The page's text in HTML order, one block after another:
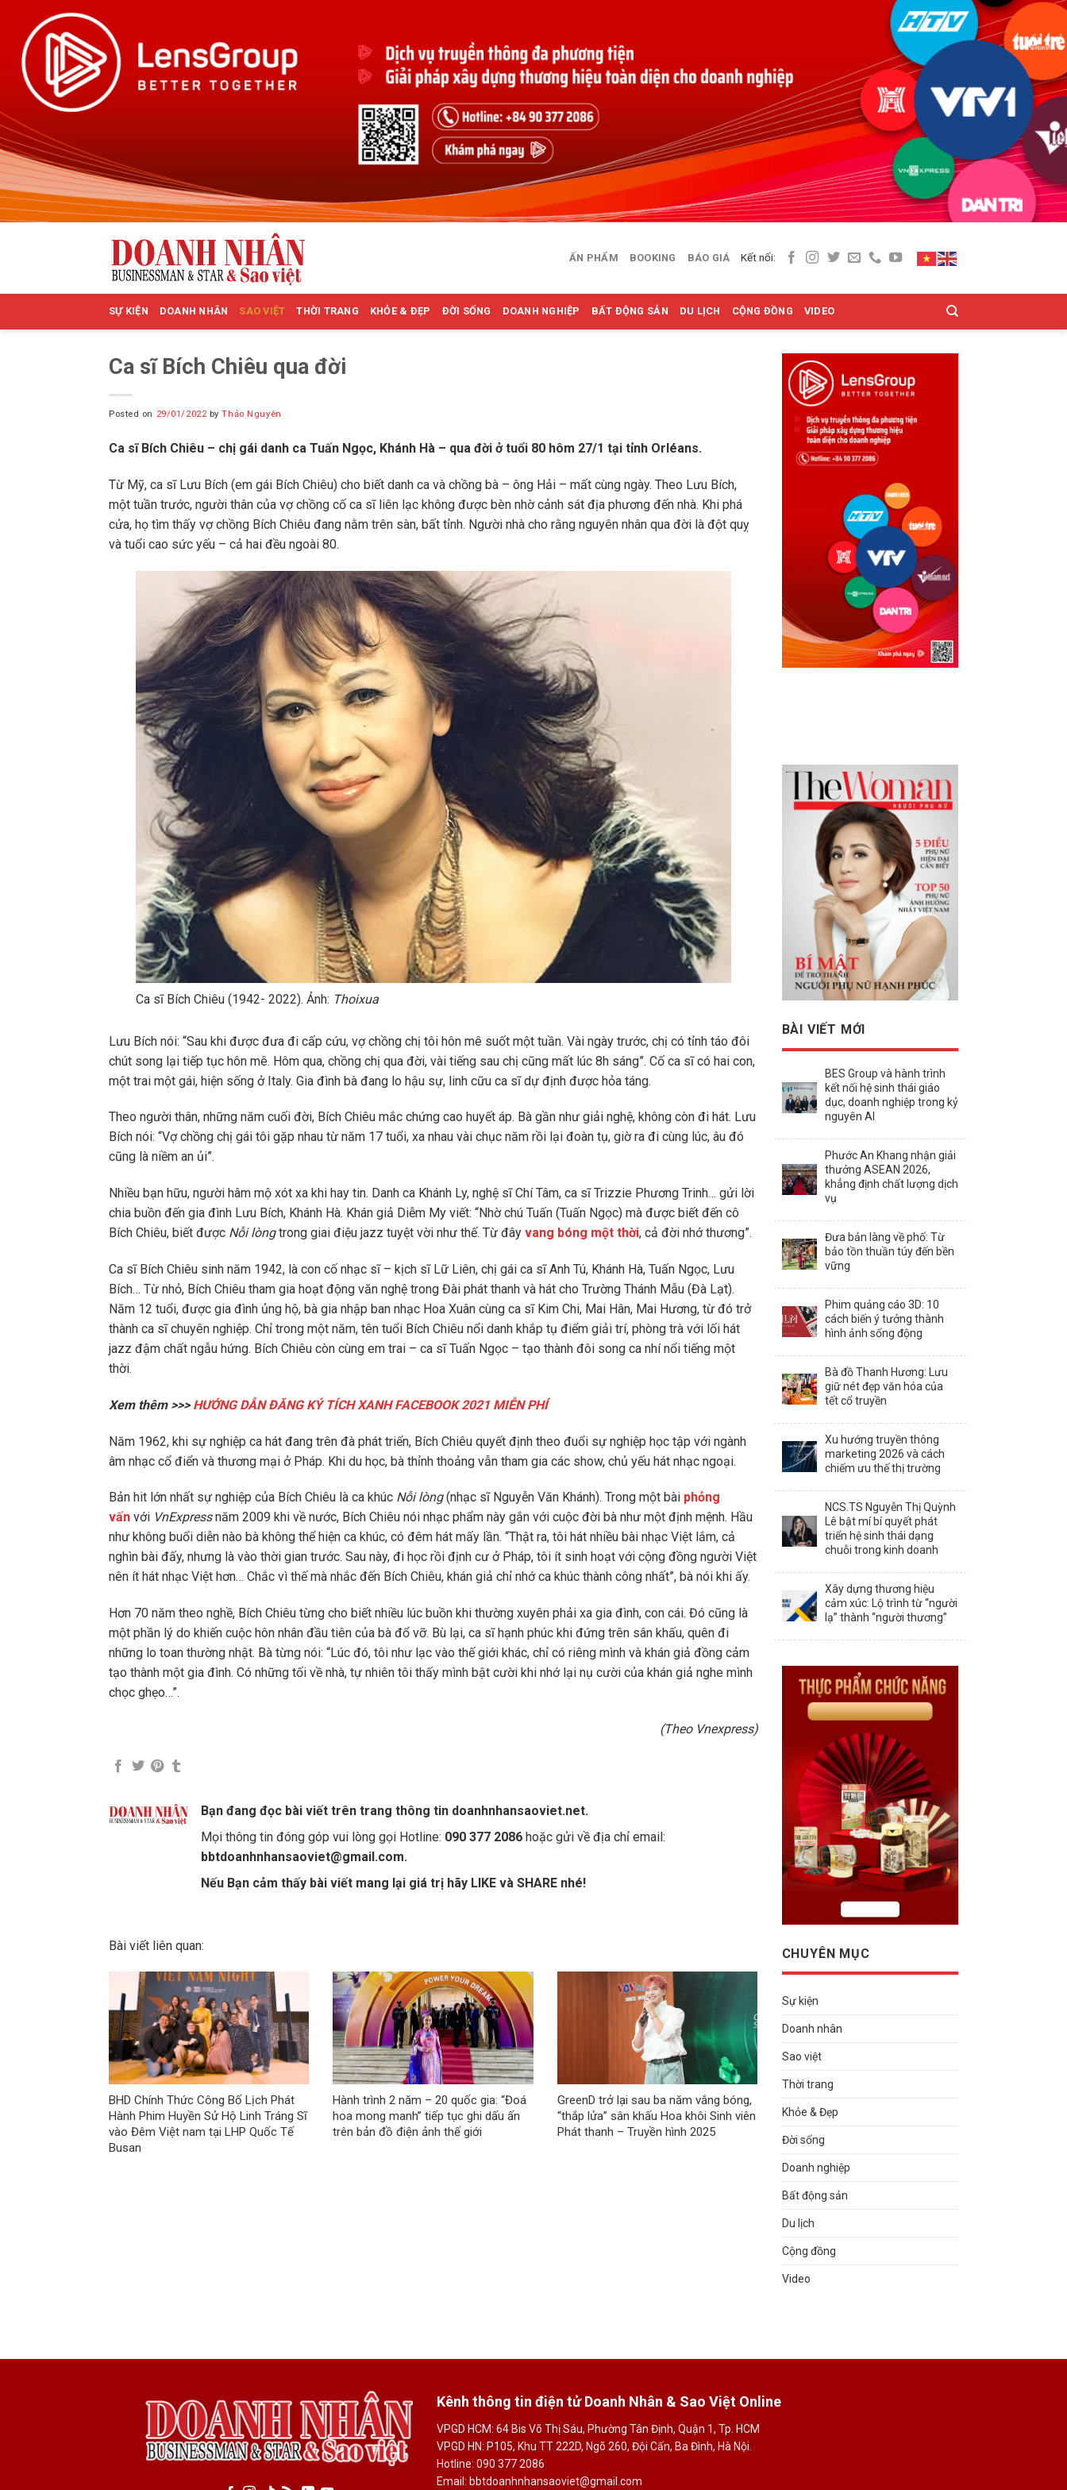
content
ẤN PHẨM BOOKING BÁO GIÁ Kết nối:
SỰ KIỆN DOANH NHÂN SAO VIỆT THỜI TRANG KHỎE & ĐẸP ĐỜI SỐNG DOANH NGHIỆP BẤT ĐỘNG SẢN DU LỊCH CỘNG ĐỒNG VIDEO
Ca sĩ Bích Chiêu qua đời
Posted on 29/01/2022 byThảo Nguyên
Ca sĩ Bích Chiêu – chị gái danh ca Tuấn Ngọc, Khánh Hà – qua đời ở tuổi 80 hôm 27/1 tại tỉnh Orléans.
Từ Mỹ, ca sĩ Lưu Bích (em gái Bích Chiêu) cho biết danh ca và chồng bà – ông Hải – mất cùng ngày. Theo Lưu Bích,
một tuần trước, người thân của vợ chồng cố ca sĩ liên lạc không được bèn nhờ cảnh sát địa phương đến nhà. Khi phá
cửa, họ tìm thấy vợ chồng Bích Chiêu đang nằm trên sàn, bất tỉnh. Người nhà cho rằng nguyên nhân qua đời là đột quỵ
và tuổi cao sức yếu – cả hai đều ngoài 80.
Ca sĩ Bích Chiêu (1942- 2022). Ảnh: Thoixua
Lưu Bích nói: “Sau khi được đưa đi cấp cứu, vợ chồng chị tôi hôn mê suốt một tuần. Vài ngày trước, chị có tỉnh táo đôi
chút song lại tiếp tục hôn mê. Hôm qua, chồng chị qua đời, vài tiếng sau chị cũng mất lúc 8h sáng”. Cố ca sĩ có hai con,
một trai một gái, hiện sống ở Italy. Gia đình bà đang lo hậu sự, linh cữu ca sĩ dự định được hỏa táng.
Theo người thân, những năm cuối đời, Bích Chiêu mắc chứng cao huyết áp. Bà gần như giải nghệ, không còn đi hát. Lưu
Bích nói: “Vợ chồng chị gái tôi gặp nhau từ năm 17 tuổi, xa nhau vài chục năm rồi lại đoàn tụ, giờ ra đi cùng lúc, âu đó
cũng là niềm an ủi”.
Nhiều bạn hữu, người hâm mộ xót xa khi hay tin. Danh ca Khánh Ly, nghệ sĩ Chí Tâm, ca sĩ Trizzie Phương Trinh… gửi lời
chia buồn đến gia đình Lưu Bích, Khánh Hà. Khán giả Diễm My viết: “Nhờ chú Tuấn (Tuấn Ngọc) mà được biết đến cô
Bích Chiêu, biết được Nỗi lòngtrong giai điệu jazz tuyệt vời như thế. Từ đây vang bóng một thời, cả đời nhớ thương”.
Ca sĩ Bích Chiêu sinh năm 1942, là con cố nhạc sĩ – kịch sĩ Lữ Liên, chị gái ca sĩ Anh Tú, Khánh Hà, Tuấn Ngọc, Lưu
Bích… Từ nhỏ, Bích Chiêu tham gia hoạt động văn nghệ trong Đài phát thanh và hát cho Trường Thánh Mẫu (Đà Lạt).
Năm 12 tuổi, được gia đình ủng hộ, bà gia nhập ban nhạc Hoa Xuân cùng ca sĩ Kim Chi, Mai Hân, Mai Hương, từ đó trở
thành ca sĩ chuyên nghiệp. Chỉ trong một năm, tên tuổi Bích Chiêu nổi danh khắp tụ điểm giải trí, phòng trà với lối hát
jazz đậm chất ngẫu hứng. Bích Chiêu còn cùng em trai – ca sĩ Tuấn Ngọc – tạo thành đôi song ca nhí nổi tiếng một
thời.
Xem thêm >>> HƯỚNG DẪN ĐĂNG KÝ TÍCH XANH FACEBOOK 2021 MIỄN PHÍ
Năm 1962, khi sự nghiệp ca hát đang trên đà phát triển, Bích Chiêu quyết định theo đuổi sự nghiệp học tập với ngành
âm nhạc cổ điển và thương mại ở Pháp. Khi du học, bà thỉnh thoảng vẫn tham gia các show, chủ yếu hát nhạc ngoại.
Bản hit lớn nhất sự nghiệp của Bích Chiêu là ca khúc Nỗi lòng(nhạc sĩ Nguyễn Văn Khánh). Trong một bài phỏng
vấn với VnExpressnăm 2009 khi về nước, Bích Chiêu nói nhạc phẩm này gắn với cuộc đời bà như một định mệnh. Hầu
như không buổi diễn nào bà không thể hiện ca khúc, có đêm hát mấy lần. “Thật ra, tôi hát nhiều bài nhạc Việt lắm, cả
nghìn bài đấy, nhưng là vào thời gian trước. Sau này, đi học rồi định cư ở Pháp, tôi ít sinh hoạt với cộng đồng người Việt
nên ít hát nhạc Việt hơn… Chắc vì thế mà nhắc đến Bích Chiêu, khán giả chỉ nhớ ca khúc thành công nhất”, bà nói khi ấy.
Hơn 70 năm theo nghề, Bích Chiêu từng cho biết nhiều lúc buồn khi thường xuyên phải xa gia đình, con cái. Đó cũng là
một phần lý do khiến cuộc hôn nhân đầu tiên của bà đổ vỡ. Bù lại, ca sĩ hạnh phúc khi đứng trên sân khấu, quên đi
những lo toan thường nhật. Bà từng nói: “Lúc đó, tôi như lạc vào thế giới khác, chỉ có riêng mình và khán giả đồng cảm
tạo thành một gia đình. Có những tối về nhà, tự nhiên tôi thấy mình bật cười khi nhớ lại nụ cười của khán giả nghe mình
chọc ghẹo…”.
(Theo Vnexpress)
Bạn đang đọc bài viết trên trang thông tin doanhnhansaoviet.net.
Mọi thông tin đóng góp vui lòng gọi Hotline: 090 377 2086 hoặc gửi về địa chỉ email:
bbtdoanhnhansaoviet@gmail.com.
Nếu Bạn cảm thấy bài viết mang lại giá trị hãy LIKE và SHARE nhé!
Bài viết liên quan:
BHD Chính Thức Công Bố Lịch Phát
Hành Phim Huyền Sử Hộ Linh Tráng Sĩ
vào Đêm Việt nam tại LHP Quốc Tế
Busan
Hành trình 2 năm – 20 quốc gia: “Đoá
hoa mong manh” tiếp tục ghi dấu ấn
trên bản đồ điện ảnh thế giới
GreenD trở lại sau ba năm vắng bóng,
“thắp lửa” sân khấu Hoa khôi Sinh viên
Phát thanh – Truyền hình 2025
BÀI VIẾT MỚI
BES Group và hành trình
kết nối hệ sinh thái giáo
dục, doanh nghiệp trong kỷ
nguyên AI
Phước An Khang nhận giải
thưởng ASEAN 2026,
khẳng định chất lượng dịch
vụ
Đưa bản làng về phố: Từ
bảo tồn thuần túy đến bền
vững
Phim quảng cáo 3D: 10
cách biến ý tưởng thành
hình ảnh sống động
Bà đồ Thanh Hương: Lưu
giữ nét đẹp văn hóa của
tết cổ truyền
Xu hướng truyền thông
marketing 2026 và cách
chiếm ưu thế thị trường
NCS.TS Nguyễn Thị Quỳnh
Lê bật mí bí quyết phát
triển hệ sinh thái dạng
chuỗi trong kinh doanh
Xây dựng thương hiệu
cảm xúc: Lộ trình từ “người
lạ” thành “người thương”
CHUYÊN MỤC
Sự kiện
Doanh nhân
Sao việt
Thời trang
Khỏe & Đẹp
Đời sống
Doanh nghiệp
Bất động sản
Du lịch
Cộng đồng
Video
Kênh thông tin điện tử Doanh Nhân & Sao Việt Online
VPGD HCM: 64 Bis Võ Thị Sáu, Phường Tân Định, Quận 1, Tp. HCM
VPGD HN: P105, Khu TT 222D, Ngõ 260, Đội Cấn, Ba Đình, Hà Nội.
Hotline: 090 377 2086
Email: bbtdoanhnhansaoviet@gmail.com